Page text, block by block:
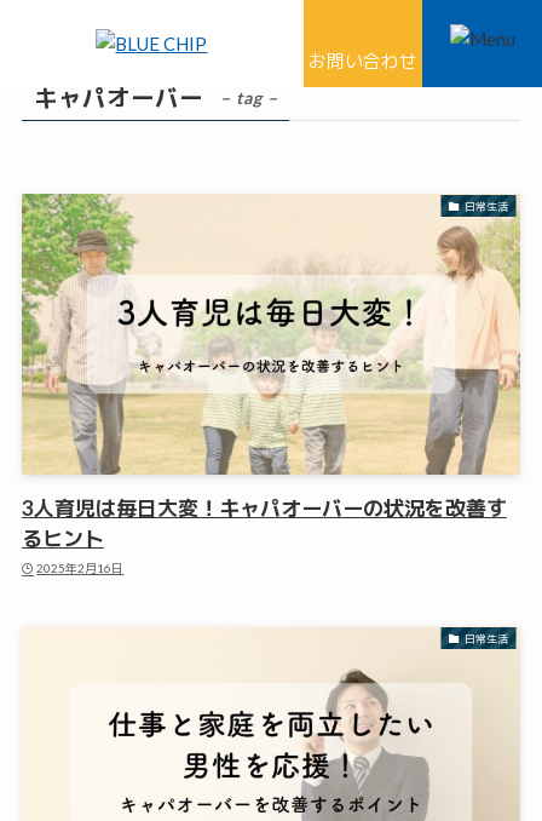
お問い合わせ
キャパオーバー – tag –
日常生活
3人育児は毎日大変！キャパオーバーの状況を改善す
るヒント
2025年2月16日
日常生活